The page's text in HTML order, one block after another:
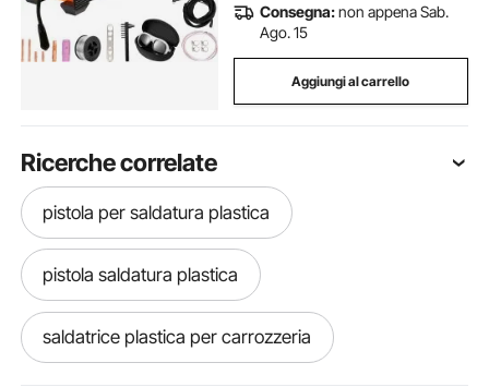
Consegna:non appena Sab.
Ago. 15
Aggiungi al carrello
Ricerche correlate
pistola per saldatura plastica
pistola saldatura plastica
saldatrice plastica per carrozzeria